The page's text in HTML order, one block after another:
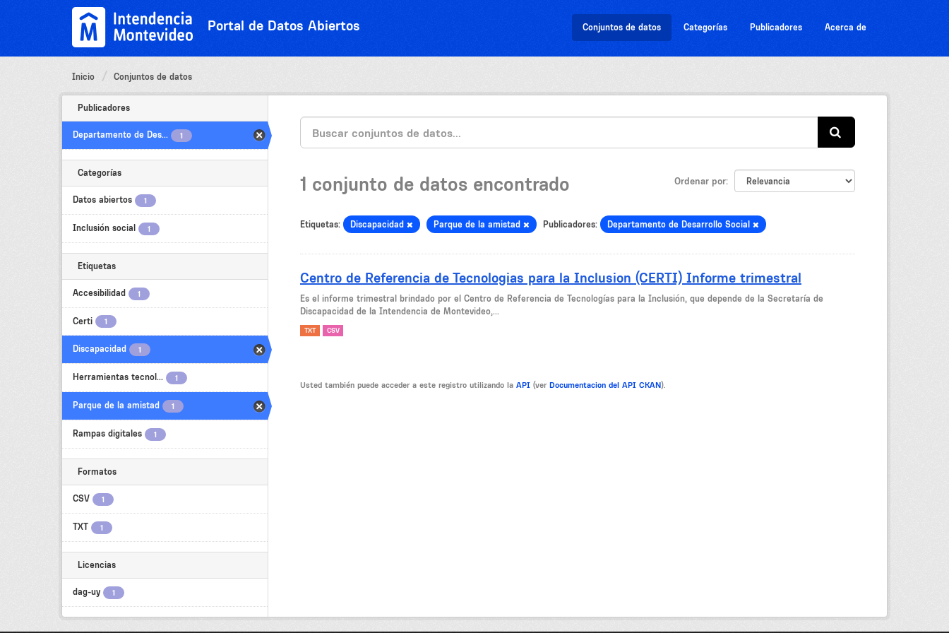
Portal de Datos Abiertos Conjuntos de datos Categorías Publicadores Acerca de
Inicio Conjuntos de datos
Publicadores
Departamento de Des... 1
Categorías
Datos abiertos 1
Inclusión social 1
Etiquetas
Accesibilidad 1
Certi 1
Discapacidad 1
Herramientas tecnol... 1
Parque de la amistad 1
Rampas digitales 1
Formatos
CSV 1
TXT 1
Licencias
dag-uy 1
Ordenar por
1 conjunto de datos encontrado
Etiquetas: Discapacidad Parque de la amistad Publicadores: Departamento de Desarrollo Social
Centro de Referencia de Tecnologias para la Inclusion (CERTI) Informe trimestral
Es el informe trimestral brindado por el Centro de Referencia de Tecnologías para la Inclusión, que depende de la Secretaría de
Discapacidad de la Intendencia de Montevideo,...
TXT CSV
Usted también puede acceder a este registro utilizando la API (ver Documentacion del API CKAN).